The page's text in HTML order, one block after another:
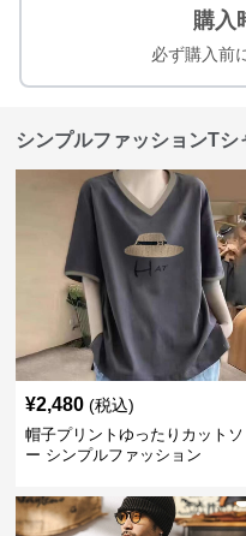
購入
必ず購入前
シンプルファッションT
¥2,480 (税込)
帽子プリントゆったりカットソ
ー シンプルファッション